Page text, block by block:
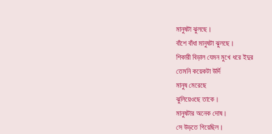
মানুষটা ঝুলছে।
বাঁশে বাঁধা মানুষটা ঝুলছে।
শিকারী বিড়াল যেমন মুখে ধরে ইদুর
তেমনি কয়েকটা উর্দি
মানুষ মেরেছে
ঝুলিয়েওছে তাকে।
মানুষটার অনেক দোষ।
সে উড়তে গিয়েছিল।